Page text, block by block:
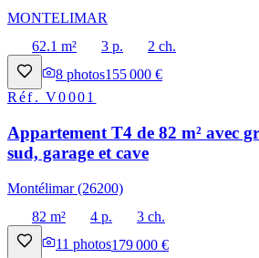
MONTELIMAR
62.1 m²
3 p.
2 ch.
8 photos155 000 €
Réf.V0001
Appartement T4 de 82 m² avec
sud, garage et cave
Montélimar (26200)
82 m²
4 p.
3 ch.
11 photos179 000 €